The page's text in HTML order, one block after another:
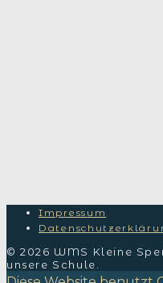
Impressum
© 2026 WMS Kleine
unsere Schule.